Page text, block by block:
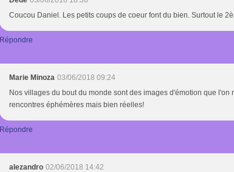
Coucou Daniel. Les petits coups de coeur font du bien. Surtout le
Répondre
Marie Minoza 03/06/2018 09:24
Nos villages du bout du monde sont des images d'émotion que l'on
rencontres éphémères mais bien réelles!
Répondre
alezandro 02/06/2018 14:42